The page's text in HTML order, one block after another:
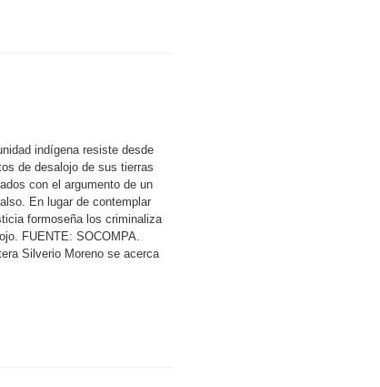
indígena resiste desde
de desalojo de sus tierras
con el argumento de un
En lugar de contemplar
formoseña los criminaliza
FUENTE: SOCOMPA.
Silverio Moreno se acerca